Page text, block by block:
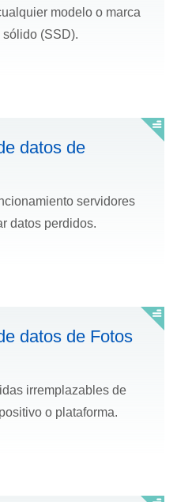
modelo o marca
(SSD).
datos de
servidores
datos perdidos.
datos de Fotos
irremplazables de
o plataforma.